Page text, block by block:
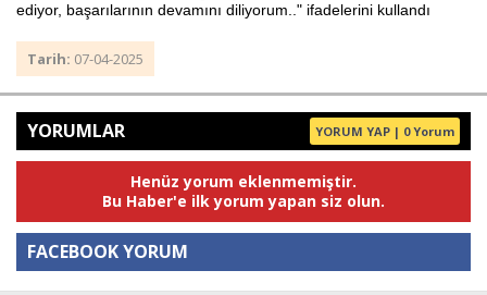
ediyor, başarılarının devamını diliyorum.." ifadelerini kullandı
Tarih: 07-04-2025
YORUMLAR YORUM YAP | 0 Yorum
Henüz yorum eklenmemiştir.
Bu Haber'e ilk yorum yapan siz olun.
FACEBOOK YORUM